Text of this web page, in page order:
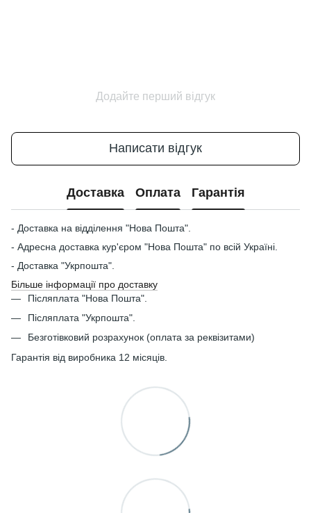
Додайте перший відгук
Написати відгук
Доставка Оплата Гарантія
- Доставка на відділення "Нова Пошта".
- Адресна доставка кур'єром "Нова Пошта" по всій Україні.
- Доставка "Укрпошта".
Більше інформації про доставку
Післяплата "Нова Пошта".
Післяплата "Укрпошта".
Безготівковий розрахунок (оплата за реквізитами)
Гарантія від виробника 12 місяців.